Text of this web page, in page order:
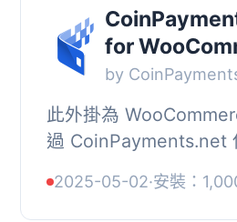
for
by
此外掛為
過 CoinPayments.net
2025-05-02·安裝：